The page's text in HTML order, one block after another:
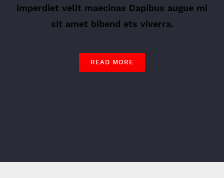
imperdiet velit maecinas Dapibus augue mi
sit amet bibend ets viverra.
READ MORE